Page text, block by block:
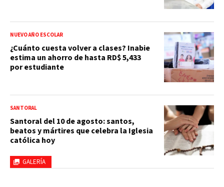
NUEVO AÑO ESCOLAR
¿Cuánto cuesta volver a clases? Inabie
estima un ahorro de hasta RD$ 5,433
por estudiante
GALERÍA
SANTORAL
Santoral del 10 de agosto: santos,
beatos y mártires que celebra la Iglesia
católica hoy